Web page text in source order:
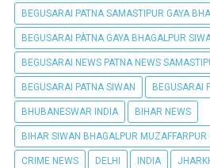
BEGUSARAI PATNA SAMASTIPUR GAYA
BEGUSARAI PÀTNA GAYA BHAGALPUR
BEGUSARAI NEWS PATNA NEWS
BEGUSARAI PATNA SIWAN BEGUSARAI
BHUBANESWAR INDIA BIHAR NEWS
BIHAR SIWAN BHAGALPUR MUZAFFARPUR
CRIME NEWS DELHI INDIA